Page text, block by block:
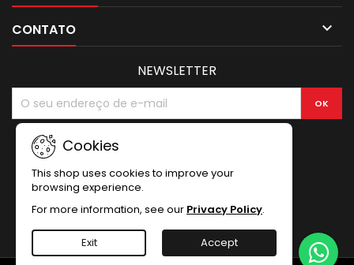
CONTATO 
Cookies
This shop uses cookies to improve your
browsing experience.
For more information, see our Privacy Policy.
Exit Accept
NEWSLETTER